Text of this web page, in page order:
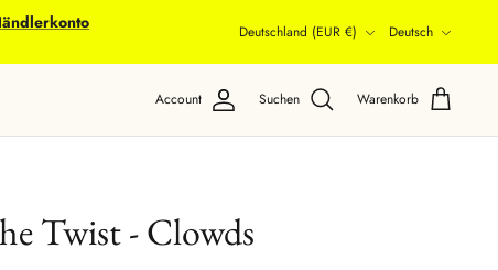
Währung
Deutschland (EUR €)
Sprache
Deutsch
Account Suchen Warenkorb
Twist - Clowds